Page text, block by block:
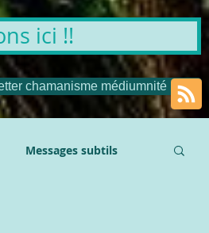
ici !!
chamanisme médiumnité
Messages subtils